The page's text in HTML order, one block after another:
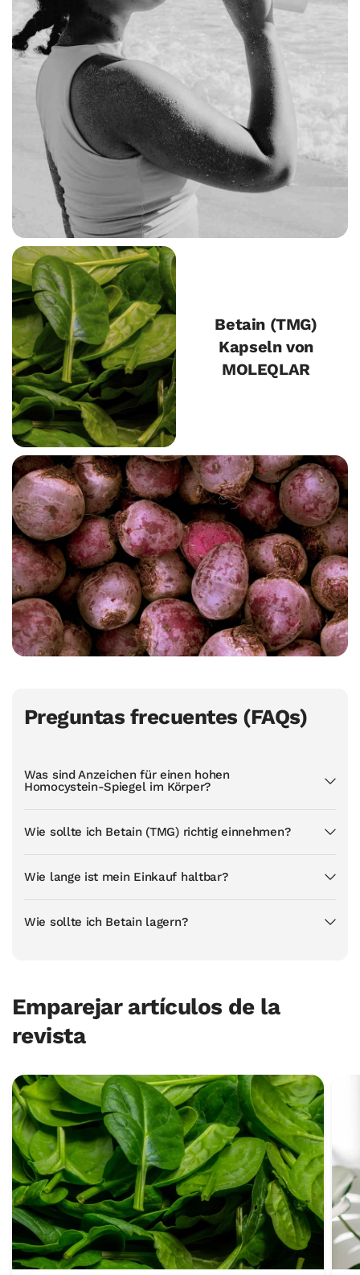
Betain (TMG)
Kapseln von
MOLEQLAR
Preguntas frecuentes (FAQs)
Was sind Anzeichen für einen hohen
Homocystein-Spiegel im Körper?
Wie sollte ich Betain (TMG) richtig einnehmen?
Wie lange ist mein Einkauf haltbar?
Wie sollte ich Betain lagern?
Emparejar artículos de la
revista